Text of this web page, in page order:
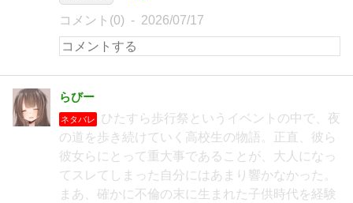
コメント(0) 2026/07/17
らびー
ネタバレ
ひたすら歩行祭というイベントの中で、夜
の道を歩き続けていく高校生の物語。正直、彼ら
彼女らにとって重大事であることが、大人になっ
てスレてしまった自分にはあまり響かなかった。
まあ、確かに不倫の末に生まれた子供時代を経験